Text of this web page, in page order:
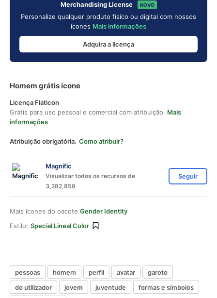
Merchandising License NOVO
Personalize qualquer produto físico ou digital com nossos
ícones Mais informações
Adquira a licença
Homem grátis ícone
Licença Flaticon
Grátis para uso pessoal e comercial com atribuição. Mais
informações
Atribuição obrigatória. Como atribuir?
Magnific
Visualizar todos os recursos de
3,282,856
Seguir
Mais ícones do pacote Gender Identity
Estilo: Special Lineal Color
pessoas homem perfil avatar
garoto
do utilizador
jovem juventude
formas e símbolos